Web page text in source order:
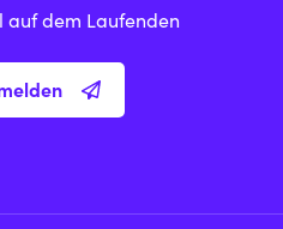
auf dem Laufenden